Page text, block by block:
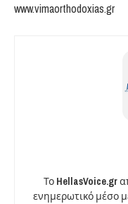
www.vimaorthodoxias.gr
Το HellasVoice.gr
ενημερωτικό μέσο